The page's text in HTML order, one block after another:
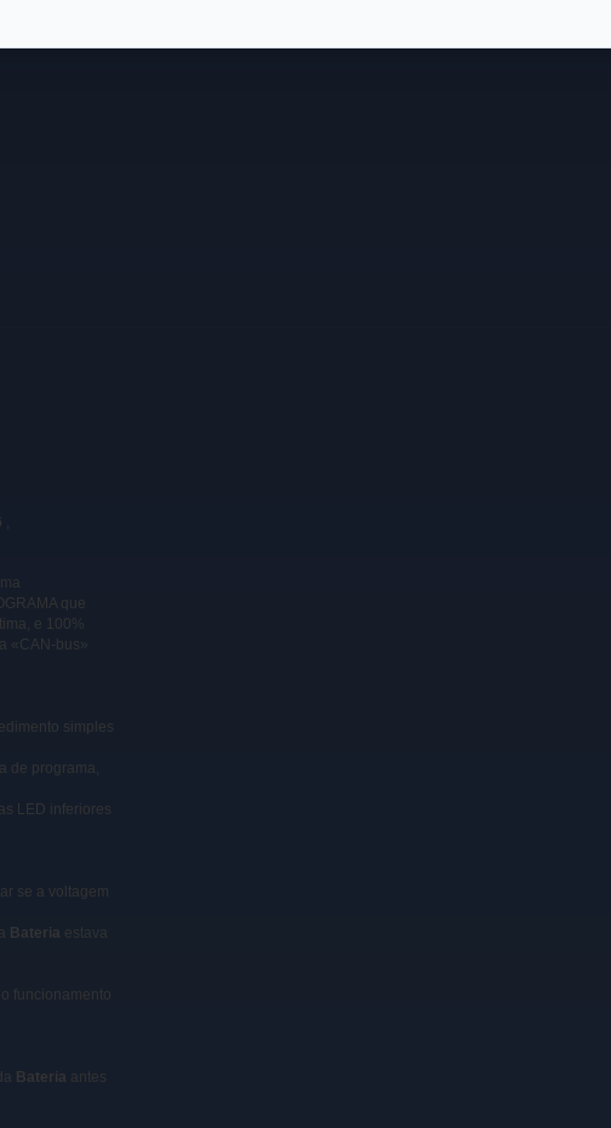
que
e 100%
«CAN-bus»
simples
de programa,
LED inferiores
se a voltagem
Bateria estava
funcionamento
Bateria antes